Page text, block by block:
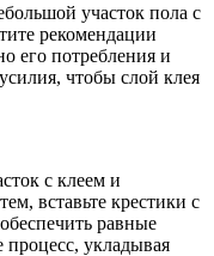
участок пола с
рекомендации
его потребления и
чтобы слой клея
с клеем и
вставьте крестики с
равные
укладывая